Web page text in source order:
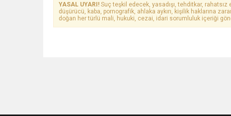
YASAL UYARI! Suç teşkil edecek, yasadışı, tehditkar,
düşürücü, kaba, pornografik, ahlaka aykırı, kişilik haklarına
doğan her türlü mali, hukuki, cezai, idari sorumluluk içeriği